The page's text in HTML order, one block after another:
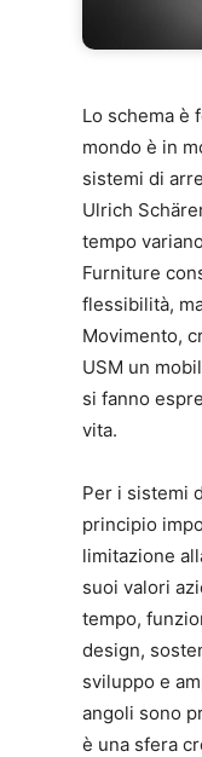
Lo schema è
mondo è in
sistemi di
Ulrich
tempo
Furniture
flessibilità,
Movimento,
USM un
si fanno
vita.
Per i sistemi
principio
limitazione
suoi valori
tempo,
design,
sviluppo e
angoli sono
è una sfera